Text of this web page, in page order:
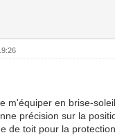
m'équiper en brise-
précision sur la
de toit pour la